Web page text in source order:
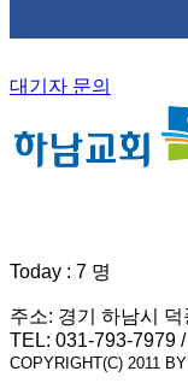
대기자 문의
Today : 7 명
주소: 경기 하남시
TEL: 031-793-7979
COPYRIGHT(C) 2011